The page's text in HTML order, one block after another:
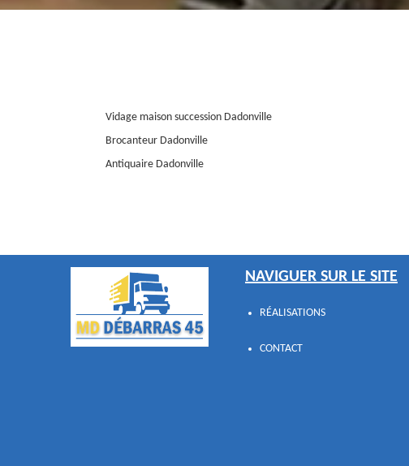
Vidage maison succession Dadonville
Brocanteur Dadonville
Antiquaire Dadonville
NAVIGUER SUR LE SITE
RÉALISATIONS
CONTACT